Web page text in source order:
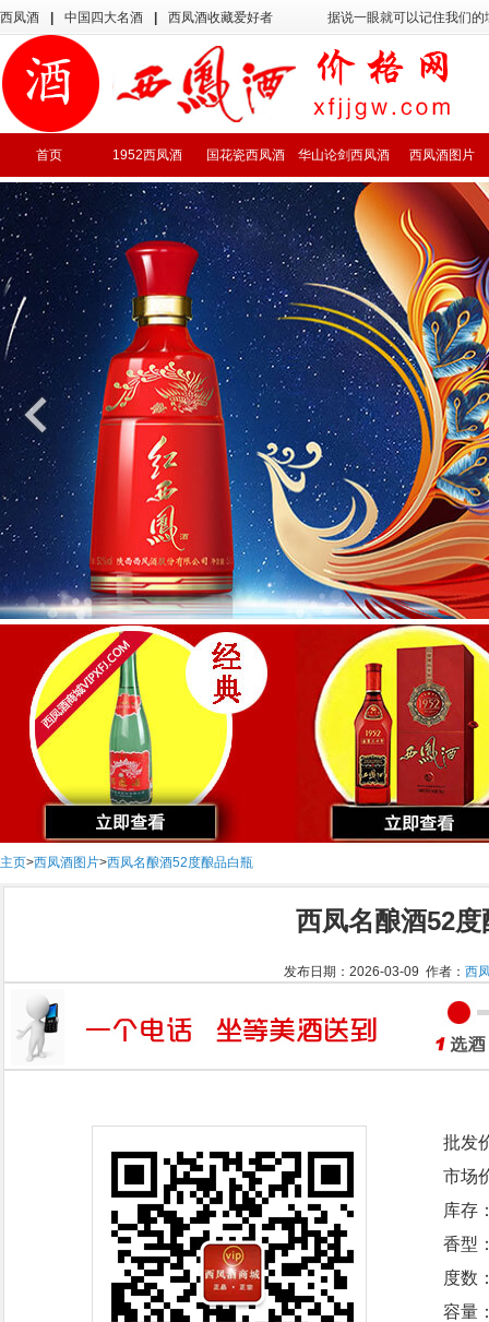
西凤酒 中国四大名酒 西凤酒收藏爱好者 据说一眼就可以记住我们
首页 1952西凤酒 国花瓷西凤酒 华山论剑西凤酒 西凤酒图片
主页>西凤酒图片>西凤名酿酒52度酿品白瓶
西凤名酿酒52
发布日期：2026-03-09 作者： 西
批发
市场
库存
香型
度数
容量